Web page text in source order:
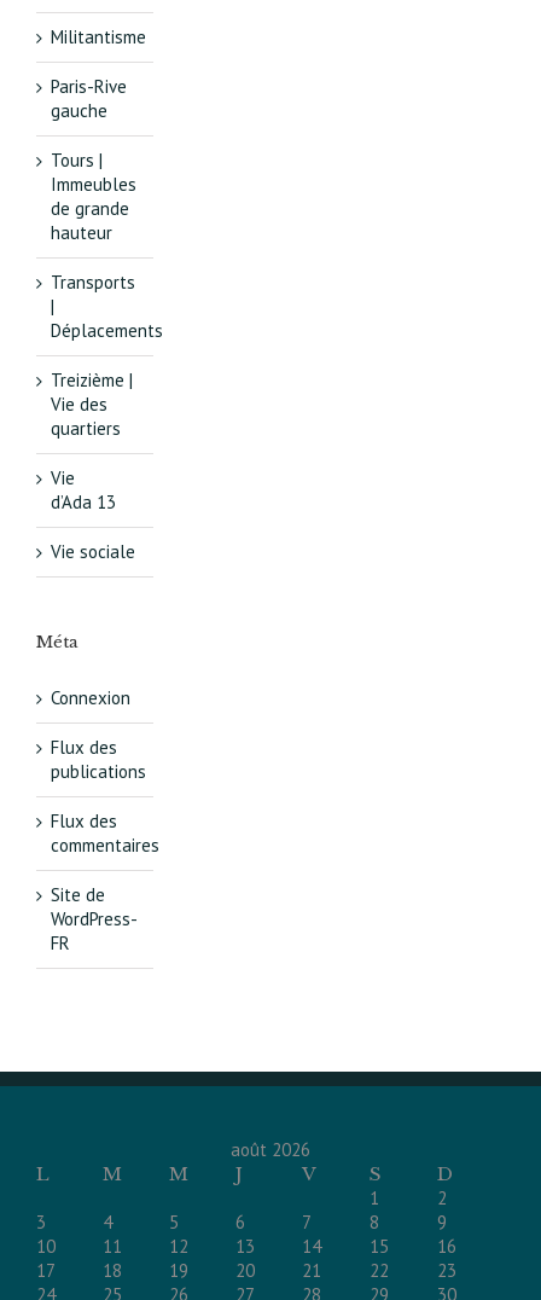
Militantisme
Paris-Rive
gauche
Tours |
Immeubles
de grande
hauteur
Transports
|
Déplacements
Treizième |
Vie des
quartiers
Vie
d’Ada 13
Vie sociale
Méta
Connexion
Flux des
publications
Flux des
commentaires
Site de
WordPress-
FR
août 2026
L
M M J V S
D
1
2
3
4 5 6 7 8
9
10
11 12 13 14 15
16
17
18 19 20 21 22
23
24
25 26 27 28 29 30